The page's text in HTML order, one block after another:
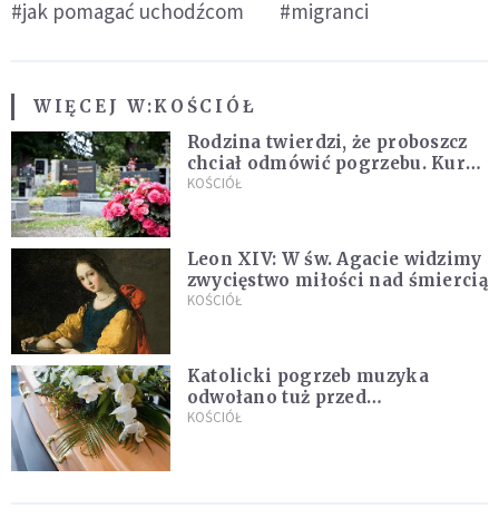
#jak pomagać uchodźcom
#migranci
WIĘCEJ W:KOŚCIÓŁ
Rodzina twierdzi, że proboszcz
chciał odmówić pogrzebu. Kuria
zapowiada wyjaśnienia
KOŚCIÓŁ
Leon XIV: W św. Agacie widzimy
zwycięstwo miłości nad śmiercią
KOŚCIÓŁ
Katolicki pogrzeb muzyka
odwołano tuż przed
uroczystością. Powodem była
KOŚCIÓŁ